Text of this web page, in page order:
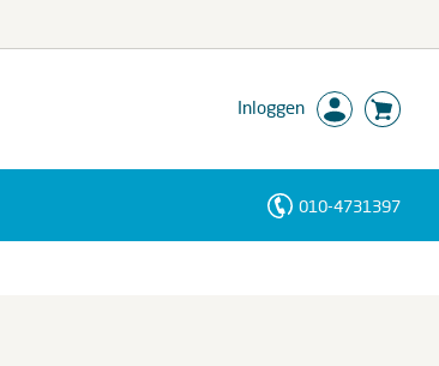
Inloggen
010-4731397